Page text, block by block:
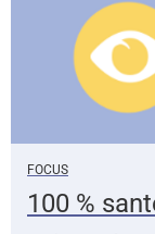
FOCUS
100 %